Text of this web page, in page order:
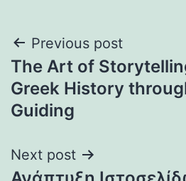
Post
navigation
Previous post
The Art of
Greek History
Guiding
Next post